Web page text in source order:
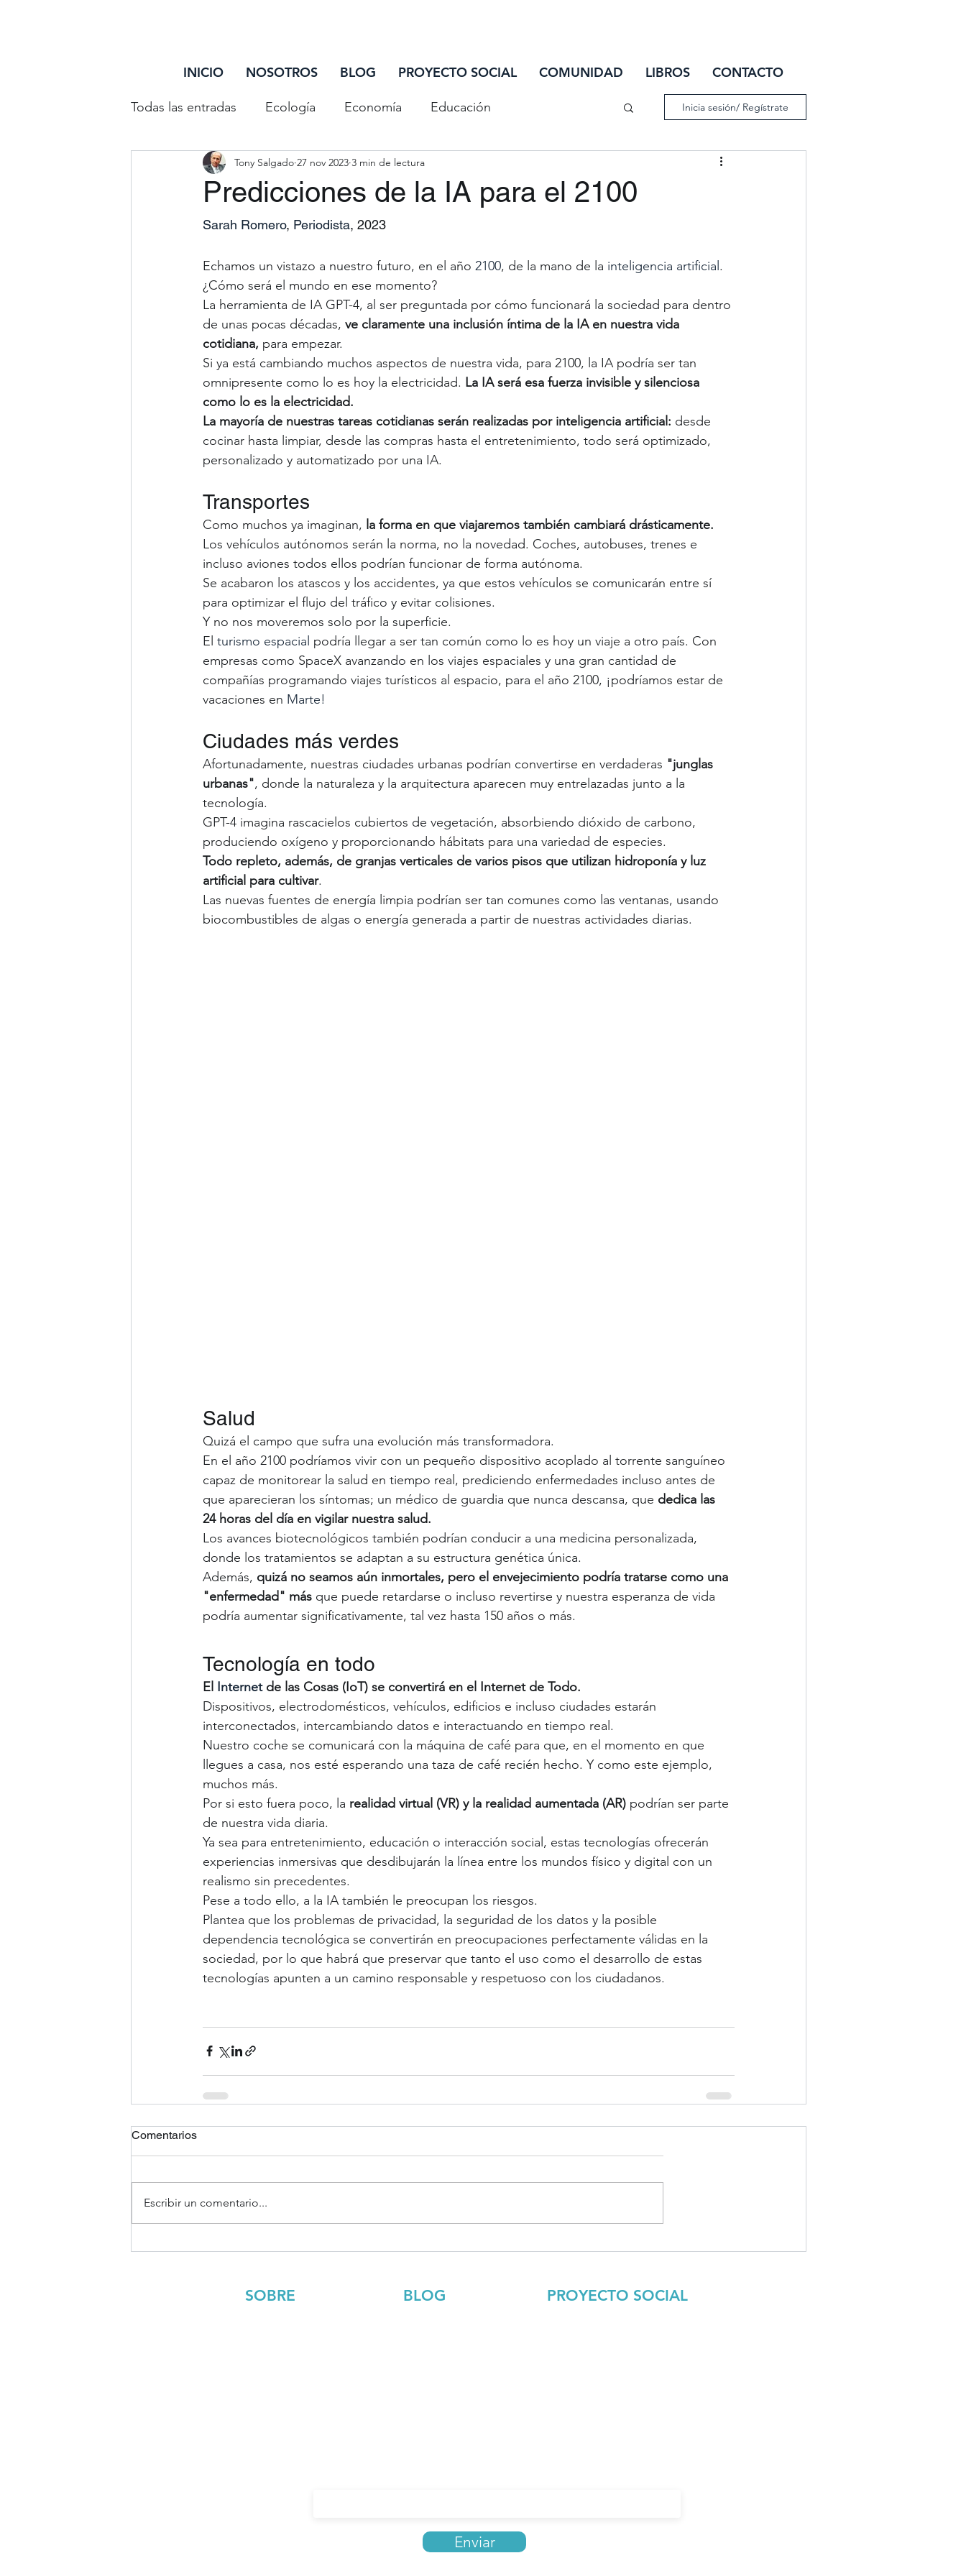
INICIO NOSOTROS BLOG PROYECTO SOCIAL COMUNIDAD LIBROS CONTACTO
Todas las entradas Ecología Economía Educación
Entretenimiento Reflexiones Salud
Debate Trazando Surcos ¿Sabías que...
Personas Mayores Discriminación
Inicia sesión/ Regístrate
Predicciones de la IA para el 2100
Tony Salgado 27 nov 2023 3 min de lectura
Sarah Romero, Periodista, 2023
Echamos un vistazo a nuestro futuro, en el año 2100, de la mano de la inteligencia artificial .
¿Cómo será el mundo en ese momento?
La herramienta de IA GPT-4, al ser preguntada por cómo funcionará la sociedad para dentro
de unas pocas décadas, ve claramente una inclusión íntima de la IA en nuestra vida
cotidiana, para empezar.
Si ya está cambiando muchos aspectos de nuestra vida, para 2100, la IA podría ser tan
omnipresente como lo es hoy la electricidad. La IA será esa fuerza invisible y silenciosa
como lo es la electricidad.
La mayoría de nuestras tareas cotidianas serán realizadas por inteligencia artificial: desde
cocinar hasta limpiar, desde las compras hasta el entretenimiento, todo será optimizado,
personalizado y automatizado por una IA.
Transportes
Como muchos ya imaginan, la forma en que viajaremos también cambiará drásticamente.
Los vehículos autónomos serán la norma, no la novedad. Coches, autobuses, trenes e
incluso aviones todos ellos podrían funcionar de forma autónoma.
Se acabaron los atascos y los accidentes, ya que estos vehículos se comunicarán entre sí
para optimizar el flujo del tráfico y evitar colisiones.
Y no nos moveremos solo por la superficie.
El turismo espacial podría llegar a ser tan común como lo es hoy un viaje a otro país. Con
empresas como SpaceX avanzando en los viajes espaciales y una gran cantidad de
compañías programando viajes turísticos al espacio, para el año 2100, ¡podríamos estar de
vacaciones en Marte!
Ciudades más verdes
Afortunadamente, nuestras ciudades urbanas podrían convertirse en verdaderas "junglas
urbanas", donde la naturaleza y la arquitectura aparecen muy entrelazadas junto a la
tecnología.
GPT-4 imagina rascacielos cubiertos de vegetación, absorbiendo dióxido de carbono,
produciendo oxígeno y proporcionando hábitats para una variedad de especies.
Todo repleto, además, de granjas verticales de varios pisos que utilizan hidroponía y luz
artificial para cultivar.
Las nuevas fuentes de energía limpia podrían ser tan comunes como las ventanas, usando
biocombustibles de algas o energía generada a partir de nuestras actividades diarias.
Salud
Quizá el campo que sufra una evolución más transformadora.
En el año 2100 podríamos vivir con un pequeño dispositivo acoplado al torrente sanguíneo
capaz de monitorear la salud en tiempo real, prediciendo enfermedades incluso antes de
que aparecieran los síntomas; un médico de guardia que nunca descansa, que dedica las
24 horas del día en vigilar nuestra salud.
Los avances biotecnológicos también podrían conducir a una medicina personalizada,
donde los tratamientos se adaptan a su estructura genética única.
Además, quizá no seamos aún inmortales, pero el envejecimiento podría tratarse como una
"enfermedad" más que puede retardarse o incluso revertirse y nuestra esperanza de vida
podría aumentar significativamente, tal vez hasta 150 años o más.
Tecnología en todo
El Internet de las Cosas (IoT) se convertirá en el Internet de Todo.
Dispositivos, electrodomésticos, vehículos, edificios e incluso ciudades estarán
interconectados, intercambiando datos e interactuando en tiempo real.
Nuestro coche se comunicará con la máquina de café para que, en el momento en que
llegues a casa, nos esté esperando una taza de café recién hecho. Y como este ejemplo,
muchos más.
Por si esto fuera poco, la realidad virtual (VR) y la realidad aumentada (AR) podrían ser parte
de nuestra vida diaria.
Ya sea para entretenimiento, educación o interacción social, estas tecnologías ofrecerán
experiencias inmersivas que desdibujarán la línea entre los mundos físico y digital con un
realismo sin precedentes.
Pese a todo ello, a la IA también le preocupan los riesgos.
Plantea que los problemas de privacidad, la seguridad de los datos y la posible
dependencia tecnológica se convertirán en preocupaciones perfectamente válidas en la
sociedad, por lo que habrá que preservar que tanto el uso como el desarrollo de estas
tecnologías apunten a un camino responsable y respetuoso con los ciudadanos.
Comentarios
Escribir un comentario...
SOBRE BLOG PROYECTO SOCIAL
Enviar